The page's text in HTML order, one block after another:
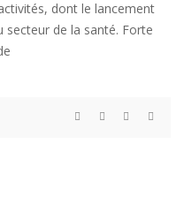
dont le lancement
secteur de la santé. Forte